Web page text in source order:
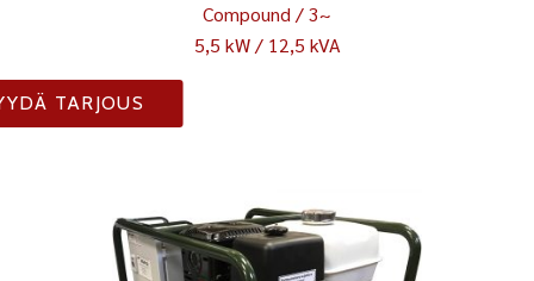
Compound / 3~
5,5 kW / 12,5 kVA
TARJOUS